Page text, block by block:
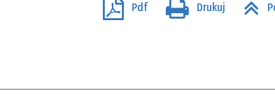
Pdf Drukuj